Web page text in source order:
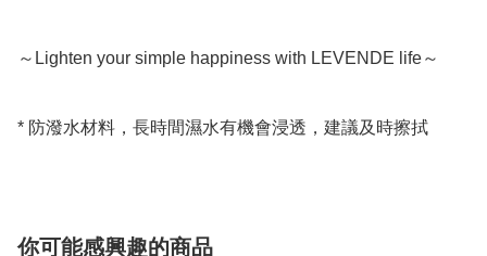
～Lighten your simple happiness with LEVENDE life～
* 防潑水材料，長時間濕水有機會浸透，建議及時擦拭
你可能感興趣的商品